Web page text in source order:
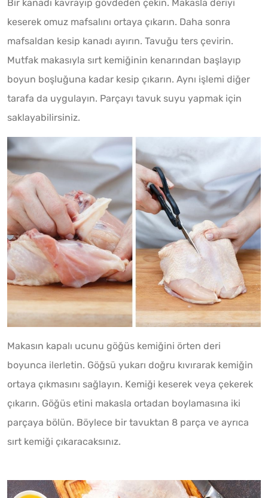
Bir kanadı kavrayıp gövdeden çekin. Makasla deriyi
keserek omuz mafsalını ortaya çıkarın. Daha sonra
mafsaldan kesip kanadı ayırın. Tavuğu ters çevirin.
Mutfak makasıyla sırt kemiğinin kenarından başlayıp
boyun boşluğuna kadar kesip çıkarın. Aynı işlemi diğer
tarafa da uygulayın. Parçayı tavuk suyu yapmak için
saklayabilirsiniz.
Makasın kapalı ucunu göğüs kemiğini örten deri
boyunca ilerletin. Göğsü yukarı doğru kıvırarak kemiğin
ortaya çıkmasını sağlayın. Kemiği keserek veya çekerek
çıkarın. Göğüs etini makasla ortadan boylamasına iki
parçaya bölün. Böylece bir tavuktan 8 parça ve ayrıca
sırt kemiği çıkaracaksınız.